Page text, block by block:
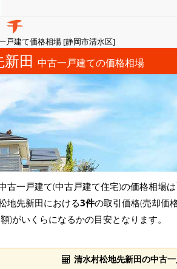
戸建て価格相場 [静岡市清水区]
田 中古一戸建ての価格相場
古一戸建て(中古戸建て住宅)の価格相場は
地先新田における3件の取引価格(売却価
)がいくらになるかの目安となります。
清水村松地先新田の中古